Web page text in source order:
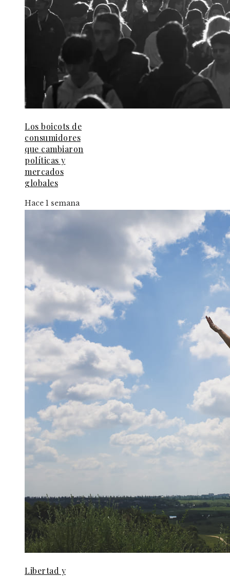
Los boicots de
consumidores
que cambiaron
políticas y
mercados
globales
Hace 1 semana
Libertad y